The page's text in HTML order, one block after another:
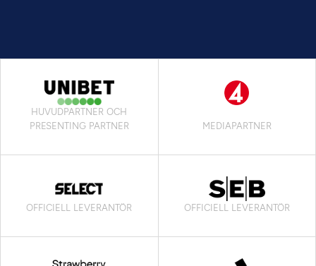
HUVUDPARTNER OCH
PRESENTING PARTNER
MEDIAPARTNER
OFFICIELL LEVERANTÖR OFFICIELL LEVERANTÖR